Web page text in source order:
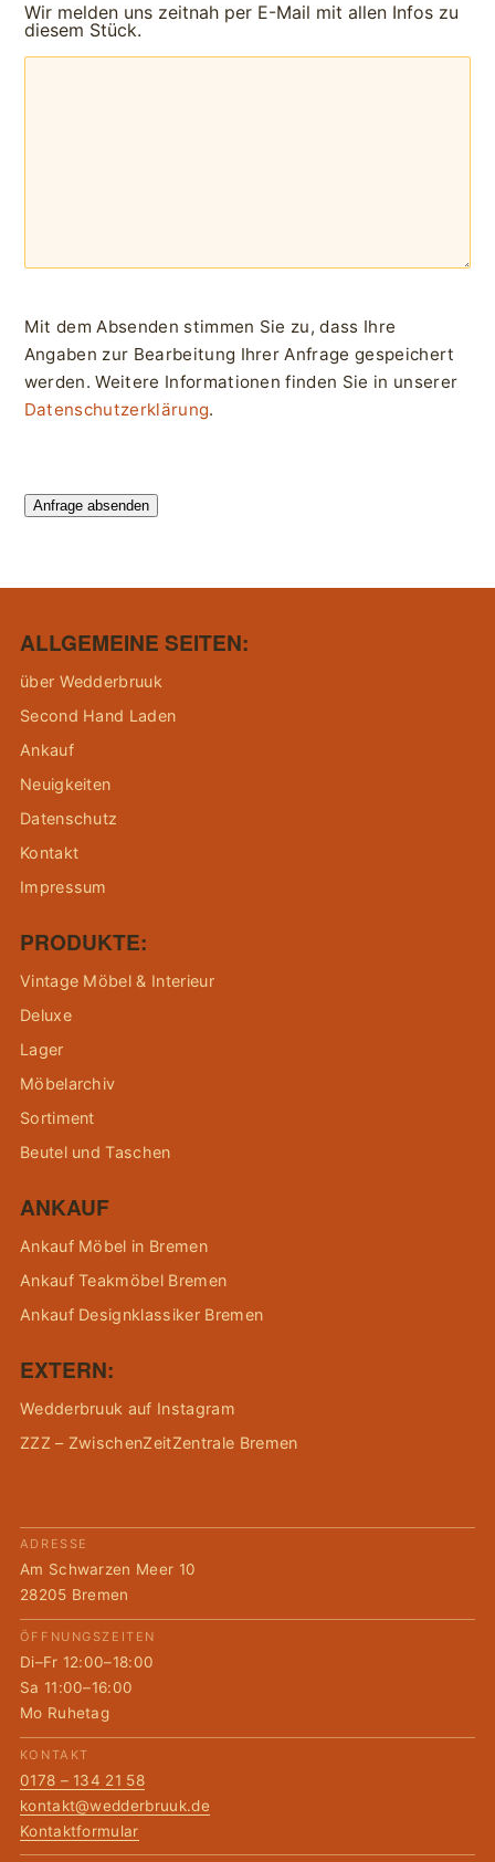
Wir melden uns zeitnah per E-Mail mit allen Infos zu
diesem Stück.
Mit dem Absenden stimmen Sie zu, dass Ihre
Angaben zur Bearbeitung Ihrer Anfrage gespeichert
werden. Weitere Informationen finden Sie in unserer
Datenschutzerklärung.
Anfrage absenden
ALLGEMEINE SEITEN:
über Wedderbruuk
Second Hand Laden
Ankauf
Neuigkeiten
Datenschutz
Kontakt
Impressum
PRODUKTE:
Vintage Möbel & Interieur
Deluxe
Lager
Möbelarchiv
Sortiment
Beutel und Taschen
ANKAUF
Ankauf Möbel in Bremen
Ankauf Teakmöbel Bremen
Ankauf Designklassiker Bremen
EXTERN:
Wedderbruuk auf Instagram
ZZZ – ZwischenZeitZentrale Bremen
ADRESSE
Am Schwarzen Meer 10
28205 Bremen
ÖFFNUNGSZEITEN
Di–Fr 12:00–18:00
Sa 11:00–16:00
Mo Ruhetag
KONTAKT
0178 – 134 21 58
kontakt@wedderbruuk.de
Kontaktformular